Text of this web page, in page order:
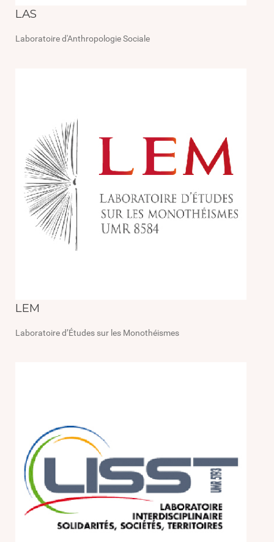
LAS
Laboratoire d'Anthropologie Sociale
LEM
Laboratoire d’Études sur les Monothéismes